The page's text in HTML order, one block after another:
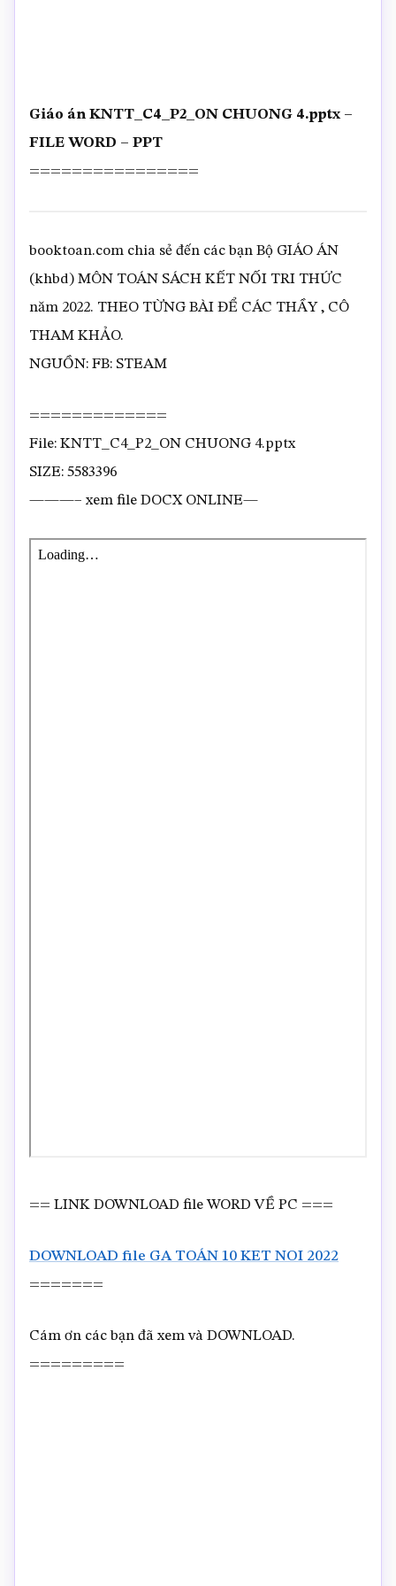
Giáo án KNTT_C4_P2_ON CHUONG 4.pptx –
FILE WORD – PPT
================
booktoan.com chia sẻ đến các bạn Bộ GIÁO ÁN
(khbd) MÔN TOÁN SÁCH KẾT NỐI TRI THỨC
năm 2022. THEO TỪNG BÀI ĐỂ CÁC THẦY , CÔ
THAM KHẢO.
NGUỒN: FB: STEAM
=============
File: KNTT_C4_P2_ON CHUONG 4.pptx
SIZE: 5583396
———– xem file DOCX ONLINE—
== LINK DOWNLOAD file WORD VỀ PC ===
DOWNLOAD file GA TOÁN 10 KET NOI 2022
=======
Cám ơn các bạn đã xem và DOWNLOAD.
=========